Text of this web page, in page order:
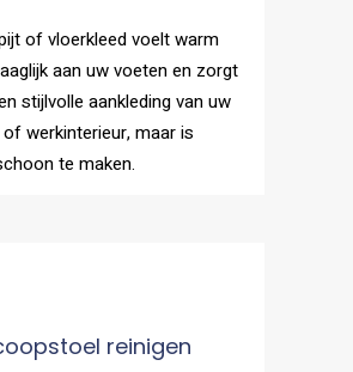
of vloerkleed voelt warm
aan uw voeten en zorgt
stijlvolle aankleding van uw
werkinterieur, maar is
te maken.
reinigen